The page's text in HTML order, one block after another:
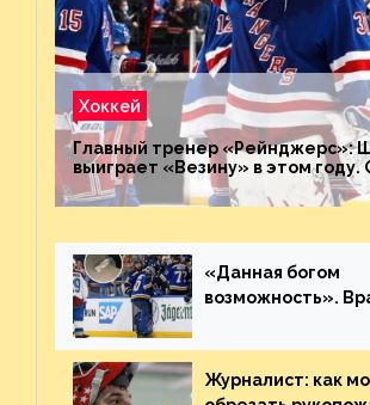
Хоккей
Главный тренер «Рейнджерс»:
выиграет «Везину» в этом году.
невероятен
«Данная богом
возможность».
броске бутылкой
Журналист: как